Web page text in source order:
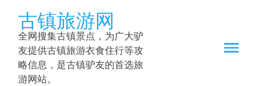
content
古镇旅游网
全网搜集古镇景点，为广大驴
友提供古镇旅游衣食住行等攻
略信息，是古镇驴友的首选旅
游网站。